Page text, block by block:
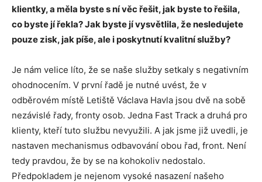
klientky, a měla byste s ní věc řešit, jak byste to řešila,
co byste jí řekla? Jak byste jí vysvětlila, že nesledujete
pouze zisk, jak píše, ale i poskytnutí kvalitní služby?
Je nám velice líto, že se naše služby setkaly s negativním
ohodnocením. V první řadě je nutné uvést, že v
odběrovém místě Letiště Václava Havla jsou dvě na sobě
nezávislé řady, fronty osob. Jedna Fast Track a druhá pro
klienty, kteří tuto službu nevyužili. A jak jsme již uvedli, je
nastaven mechanismus odbavování obou řad, front. Není
tedy pravdou, že by se na kohokoliv nedostalo.
Předpokladem je nejenom vysoké nasazení našeho